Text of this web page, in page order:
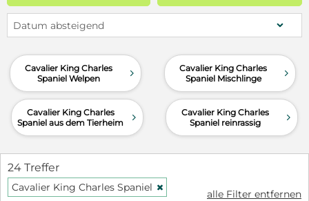
Datum absteigend
Cavalier King Charles
Spaniel Welpen
d
Cavalier King Charles
Spaniel Mischlinge
d
Cavalier King Charles
Spaniel aus dem Tierheim
d
Cavalier King Charles
Spaniel reinrassig
d
24 Treffer
Cavalier King Charles Spaniel H
alle Filter entfernen